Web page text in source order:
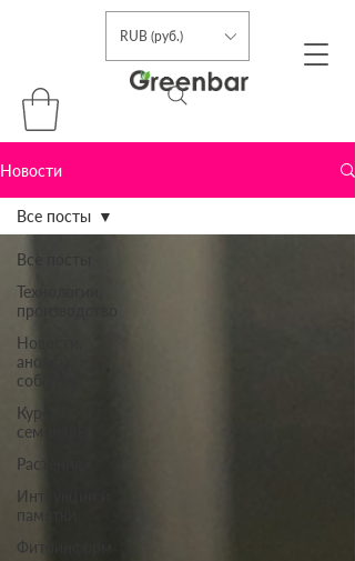
RUB (руб.)
Новости
Все посты
Технологии,
производство
Новости,
анонсы,
события
Курсы и
семинары
Растения
Интсукции и
памятки
Фитоинформ
Все посты